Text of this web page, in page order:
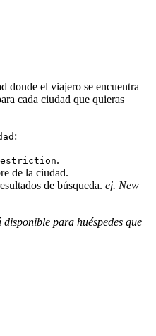
donde el viajero se encuentra
cada ciudad que quieras
:
.
de la ciudad.
de búsqueda. ej. New
para huéspedes que